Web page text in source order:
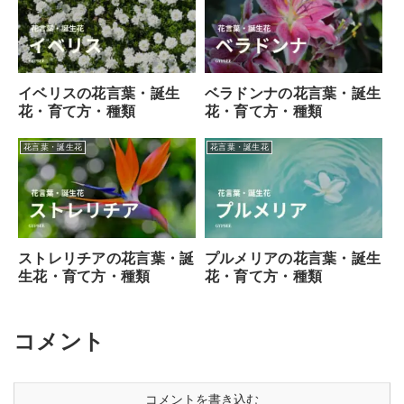
イベリスの花言葉・誕生
花・育て方・種類
ベラドンナの花言葉・誕生
花・育て方・種類
花言葉・誕生花
ストレリチアの花言葉・誕
生花・育て方・種類
花言葉・誕生花
プルメリアの花言葉・誕生
花・育て方・種類
コメント
コメントを書き込む